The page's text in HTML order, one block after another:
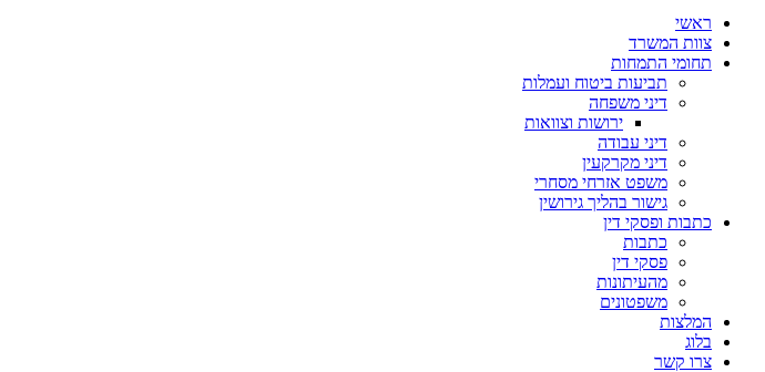
ראשי
צוות המשרד
תחומי התמחות
תביעות ביטוח ועמלות
דיני משפחה
ירושות וצוואות
דיני עבודה
דיני מקרקעין
משפט אזרחי מסחרי
גישור בהליך גירושין
כתבות ופסקי דין
כתבות
פסקי דין
מהעיתונות
משפטונים
המלצות
בלוג
צרו קשר